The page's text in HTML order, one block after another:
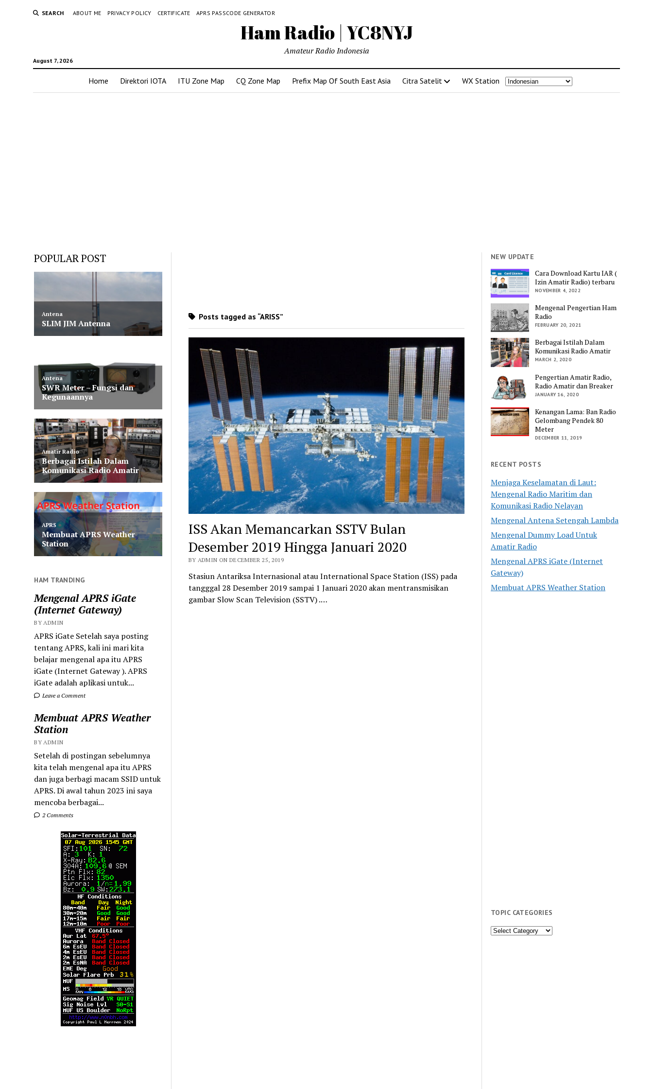
SEARCH ABOUT ME PRIVACY POLICY CERTIFICATE APRS PASSCODE GENERATOR
Ham Radio | YC8NYJ
August 7, 2026
Amateur Radio Indonesia
Home Direktori IOTA ITU Zone Map CQ Zone Map Prefix Map Of South East Asia Citra Satelit WX Station
POPULAR POST
HAM TRANDING
Mengenal APRS iGate
(Internet Gateway)
BY ADMIN
APRS iGate Setelah saya posting
tentang APRS, kali ini mari kita
belajar mengenal apa itu APRS
iGate (Internet Gateway ). APRS
iGate adalah aplikasi untuk...
Leave a Comment
Membuat APRS Weather
Station
BY ADMIN
Setelah di postingan sebelumnya
kita telah mengenal apa itu APRS
dan juga berbagi macam SSID untuk
APRS. Di awal tahun 2023 ini saya
mencoba berbagai...
2 Comments
Posts tagged as “ARISS”
ISS Akan Memancarkan SSTV Bulan
Desember 2019 Hingga Januari 2020
BY ADMIN ON DECEMBER 25, 2019
Stasiun Antariksa Internasional atau International Space Station (ISS) pada
tangggal 28 Desember 2019 sampai 1 Januari 2020 akan mentransmisikan
gambar Slow Scan Television (SSTV) .…
NEW UPDATE
Cara Download Kartu IAR (
Izin Amatir Radio) terbaru
NOVEMBER 4, 2022
Mengenal Pengertian Ham
Radio
FEBRUARY 20, 2021
Berbagai Istilah Dalam
Komunikasi Radio Amatir
MARCH 2, 2020
Pengertian Amatir Radio,
Radio Amatir dan Breaker
JANUARY 16, 2020
Kenangan Lama: Ban Radio
Gelombang Pendek 80
Meter
DECEMBER 11, 2019
RECENT POSTS
Menjaga Keselamatan di Laut:
Mengenal Radio Maritim dan
Komunikasi Radio Nelayan
Mengenal Antena Setengah Lambda
Mengenal Dummy Load Untuk
Amatir Radio
Mengenal APRS iGate (Internet
Gateway)
Membuat APRS Weather Station
TOPIC CATEGORIES
Topic